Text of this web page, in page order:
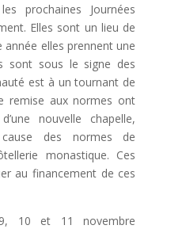
prochaines Journées
Elles sont un lieu de
année elles prennent une
sont sous le signe des
est à un tournant de
remise aux normes ont
nouvelle chapelle,
cause des normes de
monastique. Ces
au financement de ces
10 et 11 novembre